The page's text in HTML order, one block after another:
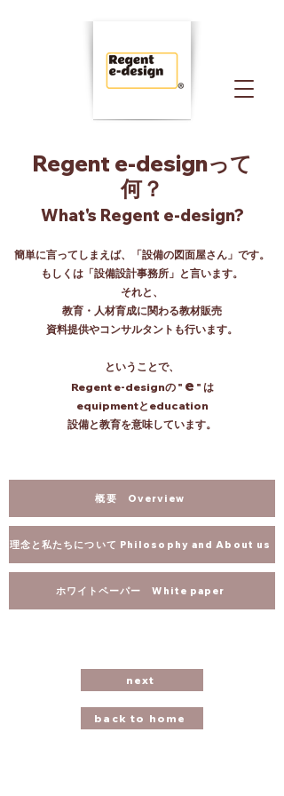
Regent e-designって
何？
What's Regent e-design?
簡単に言ってしまえば、「設備の図面屋さん」です。
​もしくは「設備設計事務所」と言います。
それと、
教育・人材育成に関わる教材販売
資料提供やコンサルタントも行います。
ということで、
Regent e-designの " e " は
equipmentとeducation
設備と教育を意味しています。
概要 Overview
理念と私たちについて Philosophy and About us
ホワイトペーパー White paper
next
back to home